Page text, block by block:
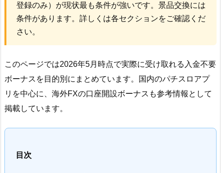
登録のみ）が現状最も条件が強いです。景品交換には
条件があります。詳しくは各セクションをご確認くだ
さい。
このページでは2026年5月時点で実際に受け取れる入金不要
ボーナスを目的別にまとめています。国内のパチスロアプ
リを中心に、海外FXの口座開設ボーナスも参考情報として
掲載しています。
目次